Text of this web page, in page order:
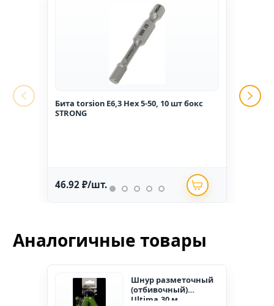
Бита torsion E6,3 Hex 5-50, 10 шт бокс
STRONG
46.92 ₽/шт.
Аналогичные товары
Шнур разметочный
(отбивочный)
Ultima,30 м